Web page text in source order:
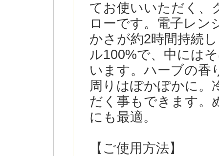
てお使いいただく、
ローです。電子レン
かさが約2時間持続
ル100%で、中には
います。ハーブの香
周りはぽかぽかに。
だく事もできます。
にも最適。
【ご使用方法】